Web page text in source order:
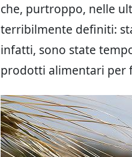
che, purtroppo, nelle
terribilmente definiti:
infatti, sono state
prodotti alimentari per